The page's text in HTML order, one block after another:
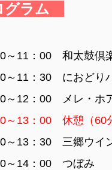
グラム
～11：00 和太鼓倶
～11：30 におどり
～12：00 メレ・ホ
～13：00 休憩（60
～13：30 三郷ウイ
～14：00 つぼみ